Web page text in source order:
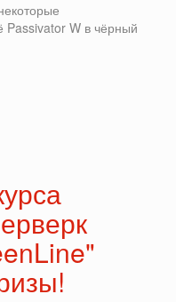
Passivator W в чёрный